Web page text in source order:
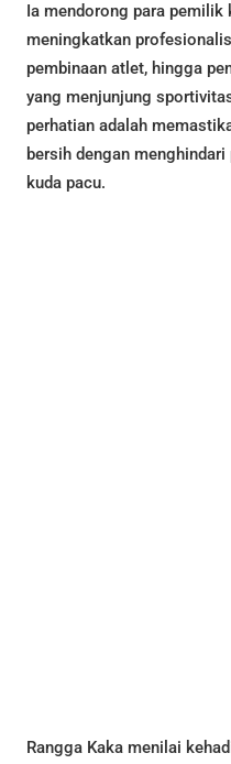
Ia mendorong para
meningkatkan
pembinaan atlet, hingga
yang menjunjung
perhatian adalah
bersih dengan
kuda pacu.
Rangga Kaka menilai